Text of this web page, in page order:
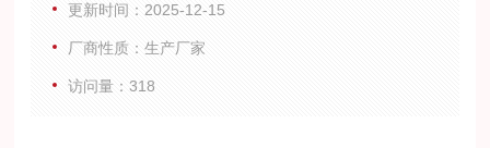
更新时间：2025-12-15
厂商性质：生产厂家
访问量：318